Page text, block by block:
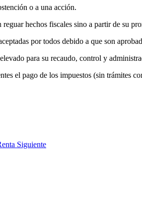
o a una acción.
hechos fiscales sino a partir de su
por todos debido a que son
para su recaudo, control y
el pago de los impuestos (sin trámites
Siguiente